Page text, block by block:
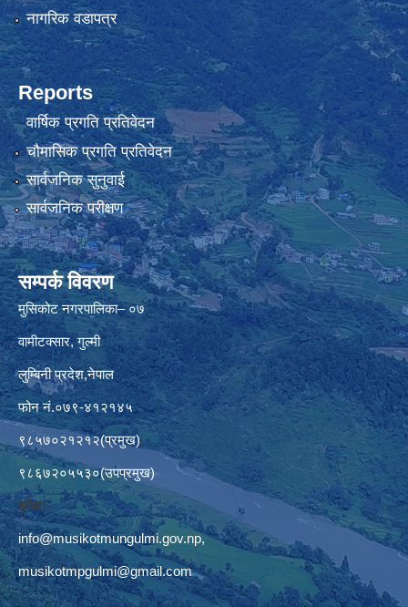
नागरिक वडापत्र
Reports
वार्षिक प्रगति प्रतिवेदन
चौमासिक प्रगति प्रतिवेदन
सार्वजनिक सुनुवाई
सार्वजनिक परीक्षण
सम्पर्क विवरण
मुसिकोट नगरपालिका– ०७
वामीटक्सार, गुल्मी
लुम्बिनी प्रदेश,नेपाल
फोन नं.०७९-४१२१४५
९८५७०२१२१२(प्रमुख)
९८६७२०५५३०(उपप्रमुख)
इमेलः–
info@musikotmungulmi.gov.np,
musikotmpgulmi@gmail.com